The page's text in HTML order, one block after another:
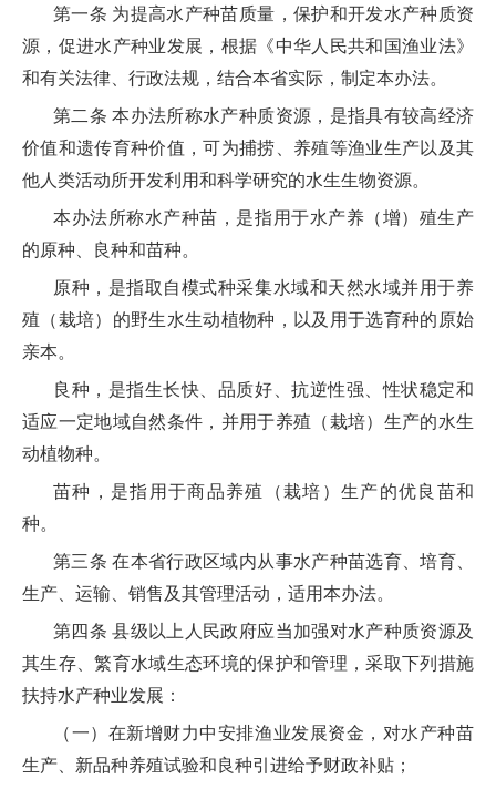
第一条 为提高水产种苗质量，保护和开发水产种质资
源，促进水产种业发展，根据《中华人民共和国渔业法》
和有关法律、行政法规，结合本省实际，制定本办法。
第二条 本办法所称水产种质资源，是指具有较高经济
价值和遗传育种价值，可为捕捞、养殖等渔业生产以及其
他人类活动所开发利用和科学研究的水生生物资源。
本办法所称水产种苗，是指用于水产养（增）殖生产
的原种、良种和苗种。
原种，是指取自模式种采集水域和天然水域并用于养
殖（栽培）的野生水生动植物种，以及用于选育种的原始
亲本。
良种，是指生长快、品质好、抗逆性强、性状稳定和
适应一定地域自然条件，并用于养殖（栽培）生产的水生
动植物种。
苗种，是指用于商品养殖（栽培）生产的优良苗和
种。
第三条 在本省行政区域内从事水产种苗选育、培育、
生产、运输、销售及其管理活动，适用本办法。
第四条 县级以上人民政府应当加强对水产种质资源及
其生存、繁育水域生态环境的保护和管理，采取下列措施
扶持水产种业发展：
（一）在新增财力中安排渔业发展资金，对水产种苗
生产、新品种养殖试验和良种引进给予财政补贴；